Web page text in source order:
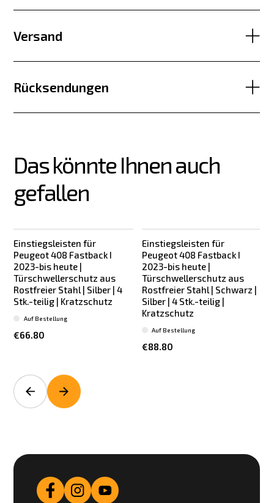
Versand
Rücksendungen
Das könnte Ihnen auch
gefallen
Einstiegsleisten für
Peugeot 408 Fastback I
2023-bis heute |
Türschwellerschutz aus
Rostfreier Stahl | Silber | 4
Stk.-teilig | Kratzschutz
€66.80
Auf Bestellung
Einstiegsleisten für
Peugeot 408 Fastback I
2023-bis heute |
Türschwellerschutz aus
Rostfreier Stahl | Schwarz |
Silber | 4 Stk.-teilig |
Kratzschutz
€88.80
Auf Bestellung